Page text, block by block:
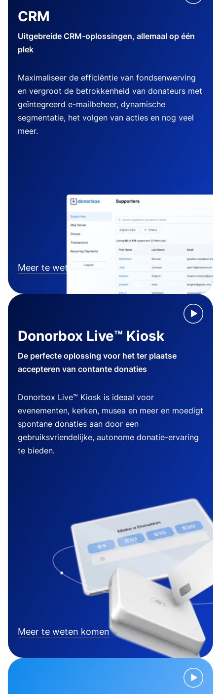
CRM
Uitgebreide CRM-oplossingen, allemaal op één
plek
Maximaliseer de efficiëntie van fondsenwerving
en vergroot de betrokkenheid van donateurs met
geïntegreerd e-mailbeheer, dynamische
segmentatie, het volgen van acties en nog veel
meer.
Meer te weten komen
Donorbox Live™ Kiosk
De perfecte oplossing voor het ter plaatse
accepteren van contante donaties
Donorbox Live™ Kiosk is ideaal voor
evenementen, kerken, musea en meer en moedigt
spontane donaties aan door een
gebruiksvriendelijke, autonome donatie-ervaring
te bieden.
Meer te weten komen